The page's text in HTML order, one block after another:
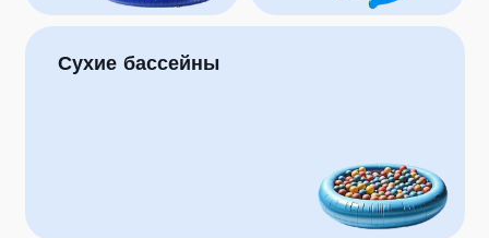
Сухие бассейны